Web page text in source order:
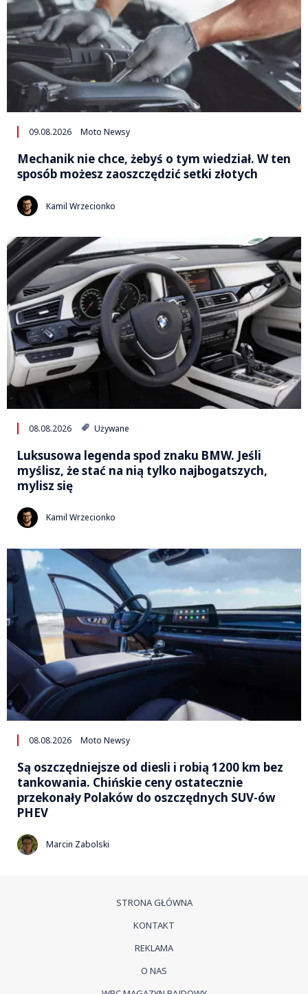
09.08.2026 Moto Newsy
Mechanik nie chce, żebyś o tym wiedział. W ten
sposób możesz zaoszczędzić setki złotych
Kamil Wrzecionko
08.08.2026 Używane
Luksusowa legenda spod znaku BMW. Jeśli
myślisz, że stać na nią tylko najbogatszych,
mylisz się
Kamil Wrzecionko
08.08.2026 Moto Newsy
Są oszczędniejsze od diesli i robią 1200 km bez
tankowania. Chińskie ceny ostatecznie
przekonały Polaków do oszczędnych SUV-ów
PHEV
Marcin Zabolski
STRONA GŁÓWNA
KONTAKT
REKLAMA
O NAS